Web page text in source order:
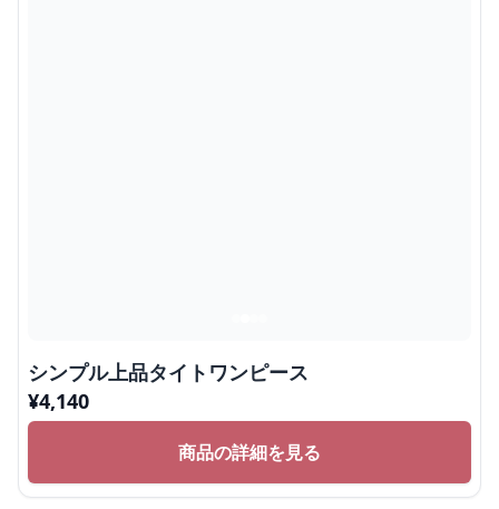
シンプル上品タイトワンピース
¥4,140
商品の詳細を見る